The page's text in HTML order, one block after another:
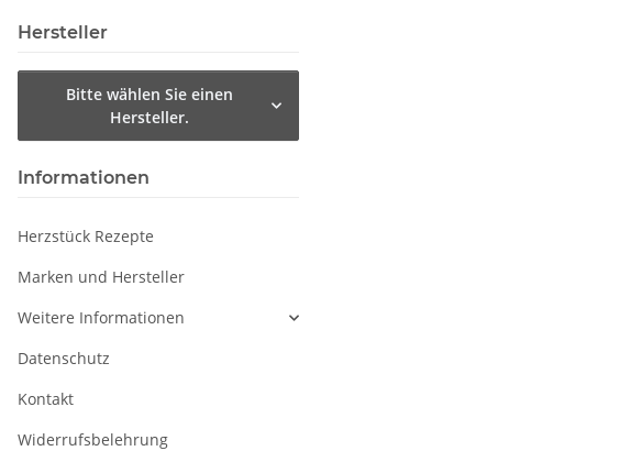
Hersteller
Bitte wählen Sie einen
Hersteller.
Informationen
Herzstück Rezepte
Marken und Hersteller
Weitere Informationen
Datenschutz
Kontakt
Widerrufsbelehrung